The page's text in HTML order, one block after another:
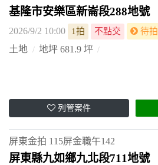
基隆市安樂區新崙段288地號
2026/9/2 10:00 1拍 不點交 待拍
土地 地坪 681.9 坪
列管案件
屏東金拍 115屏金職午142
屏東縣九如鄉九北段711地號